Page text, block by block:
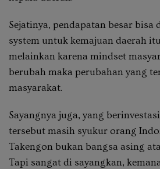
Sejatinya, pendapatan besar
system untuk kemajuan daerah
melainkan karena mindset
berubah maka perubahan yang
masyarakat.
Sayangnya juga, yang
tersebut masih syukur orang
Takengon bukan bangsa asing
Tapi sangat di sayangkan,